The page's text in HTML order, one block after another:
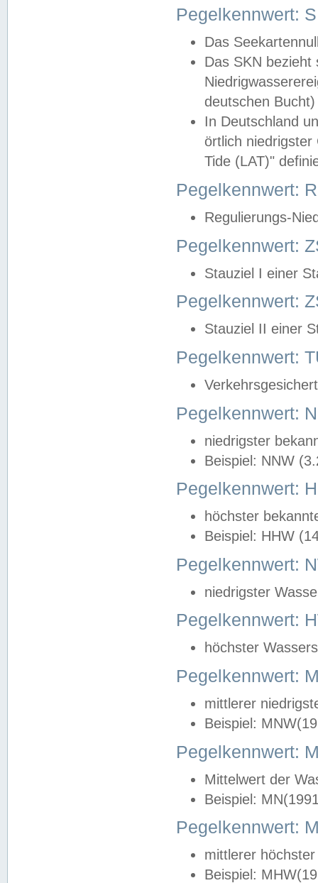
Pegelkennwert:
Das
Das SKN
deutschen
In Deutschland
örtlich
Tide (LAT)"
Pegelkennwert:
Regulierungs-
Pegelkennwert:
Stauziel I einer
Pegelkennwert:
Stauziel II einer
Pegelkennwert:
Pegelkennwert:
niedrigster
Beispiel: NNW
Pegelkennwert:
höchster
Beispiel: HHW
Pegelkennwert:
niedrigster
Pegelkennwert:
höchster
Pegelkennwert:
mittlerer
Beispiel:
Pegelkennwert:
Mittelwert der
Beispiel:
Pegelkennwert:
mittlerer
Beispiel: